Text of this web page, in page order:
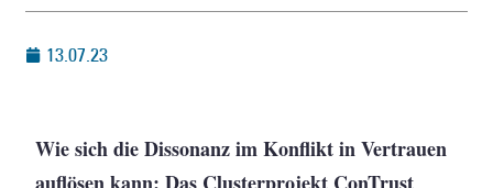
13.07.23
Wie sich die Dissonanz im Konflikt in Vertrauen